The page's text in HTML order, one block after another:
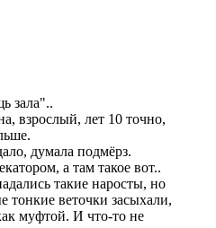
зала"..
взрослый, лет 10 точно,
думала подмёрз.
а там такое вот..
такие наросты, но
тонкие веточки засыхали,
муфтой. И что-то не